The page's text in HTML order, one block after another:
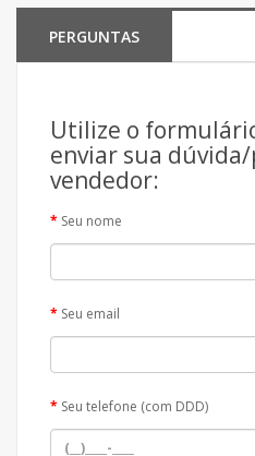
PERGUNTAS
Utilize o
enviar sua
vendedor:
Seu nome
Seu email
Seu telefone (com DDD)